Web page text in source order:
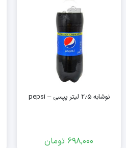
نوشابه ۲٫۵ لیتر پپسی – pepsi
698,000 تومان